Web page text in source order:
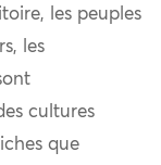
les peuples
les
cultures
que